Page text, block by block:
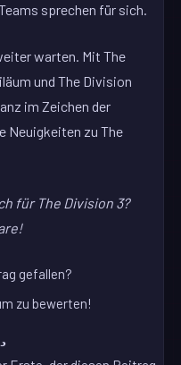
sprechen für sich.
warten. Mit The
und The Division
im Zeichen der
Neuigkeiten zu The
für The Division 3?
gefallen?
zu bewerten!